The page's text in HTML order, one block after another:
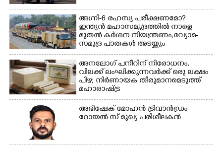
നായ. ഫോട്ടോ: കെ.വിശ്വജി
ത്ത്
അഗ്നി-6 രഹസ്യ പരീക്ഷണമോ?
ഇന്ത്യൻ മഹാസമുദ്രത്തിൽ നാളെ
മുതൽ കർശന നിയന്ത്രണം,വ്യോമ-
സമുദ്ര പാതകൾ അടയ്ക്കും
അനലോഗ് പനീറിന് നിരോധനം,
വിലക്ക് ലംഘിക്കുന്നവർക്ക് ഒരു ലക്ഷം
പിഴ; നിർണായക തീരുമാനമെടുത്ത്
മഹാരാഷ്ട്ര
അഭിഷേക് മോഹൻ ട്രിവാൻഡ്രം
റോയൽ സ് മുഖ്യ പരിശീലകൻ